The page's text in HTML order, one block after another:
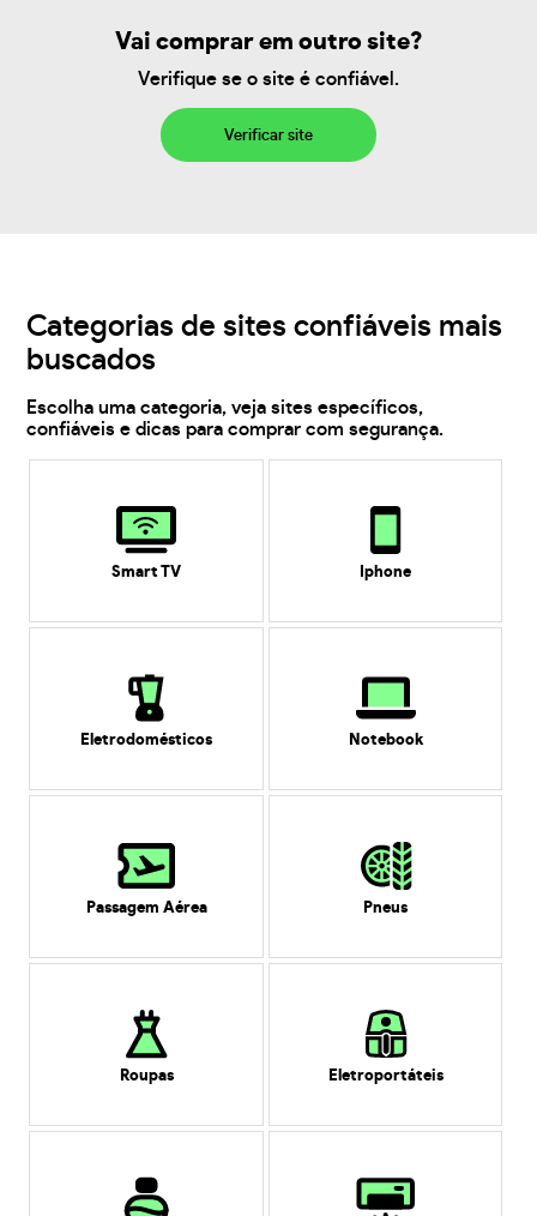
Vai comprar em outro site?
Verifique se o site é confiável.
Verificar site
Categorias de sites confiáveis mais
buscados
Escolha uma categoria, veja sites específicos,
confiáveis e dicas para comprar com segurança.
Smart TV Iphone
Eletrodomésticos Notebook
Passagem Aérea Pneus
Roupas Eletroportáteis